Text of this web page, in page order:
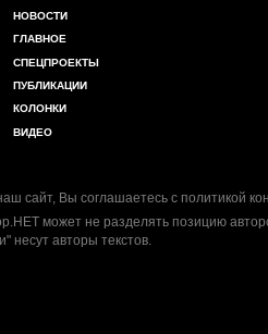
НОВОСТИ
ГЛАВНОЕ
СПЕЦПРОЕКТЫ
ПУБЛИКАЦИИ
КОЛОНКИ
ВИДЕО
сайт, Вы соглашаетесь с политикой
может не разделять позицию
несут авторы текстов.